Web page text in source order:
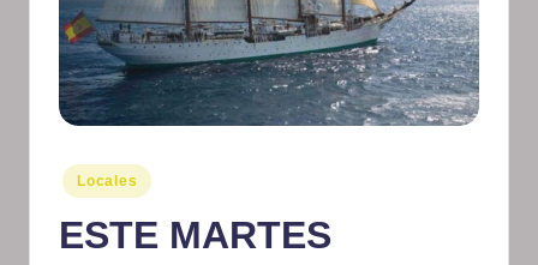
o
r
m
iv
o
Publicado
en
Locales
ESTE MARTES